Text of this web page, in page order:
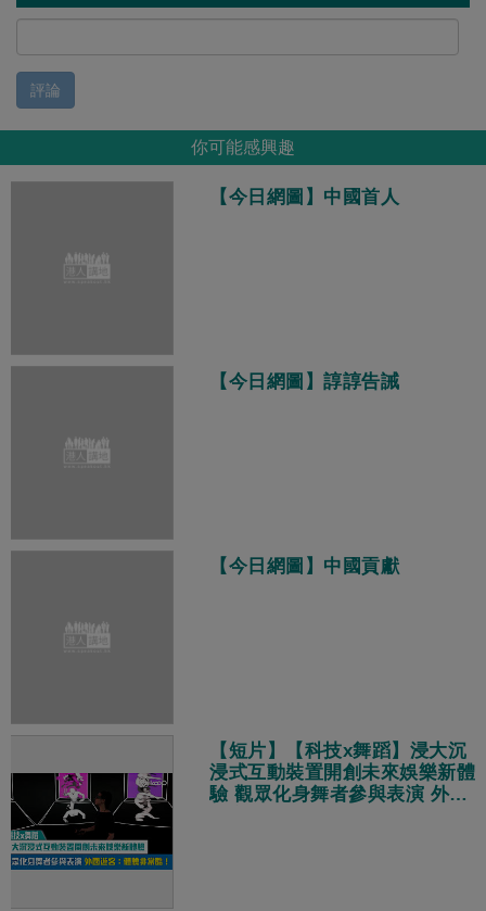
評論
你可能感興趣
【今日網圖】中國首人
【今日網圖】諄諄告誡
【今日網圖】中國貢獻
【短片】【科技x舞蹈】浸大沉
浸式互動裝置開創未來娛樂新體
驗 觀眾化身舞者參與表演 外國